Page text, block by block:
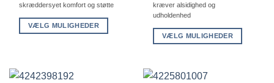
skræddersyet komfort og støtte
VÆLG MULIGHEDER
flere
kræver alsidighed og
udholdenhed
VÆLG MULIGHEDER
har